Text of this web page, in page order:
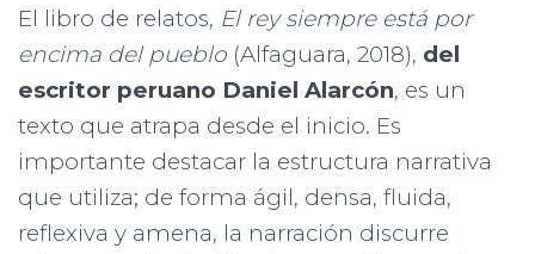
El libro de relatos, El rey siempre está por
encima del pueblo (Alfaguara, 2018), del
escritor peruano Daniel Alarcón, es un
texto que atrapa desde el inicio. Es
importante destacar la estructura narrativa
que utiliza; de forma ágil, densa, fluida,
reflexiva y amena, la narración discurre